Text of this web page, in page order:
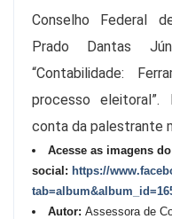
Conselho Federal
Prado Dantas
“Contabilidade:
processo
conta da palestrante
Acesse as imagens
social: https://
Autor: Assessora de